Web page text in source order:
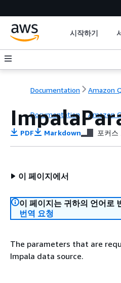
시작하기
Documentation Amazon
Documentation Amazon
PDF Markdown 포커스
이 페이지에서
이 페이지는 귀하의 언어로
번역 요청
The parameters that are
Impala data source.